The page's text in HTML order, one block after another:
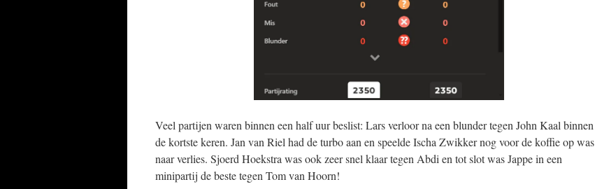
Veel partijen waren binnen een half uur beslist: Lars verloor na een blunder tegen John Kaal binnen
de kortste keren. Jan van Riel had de turbo aan en speelde Ischa Zwikker nog voor de koffie op was
naar verlies. Sjoerd Hoekstra was ook zeer snel klaar tegen Abdi en tot slot was Jappe in een
minipartij de beste tegen Tom van Hoorn!